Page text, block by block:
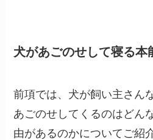
犬があごのせして寝る本
前項では、犬が飼い主さん
あごのせしてくるのはどん
由があるのかについてご紹